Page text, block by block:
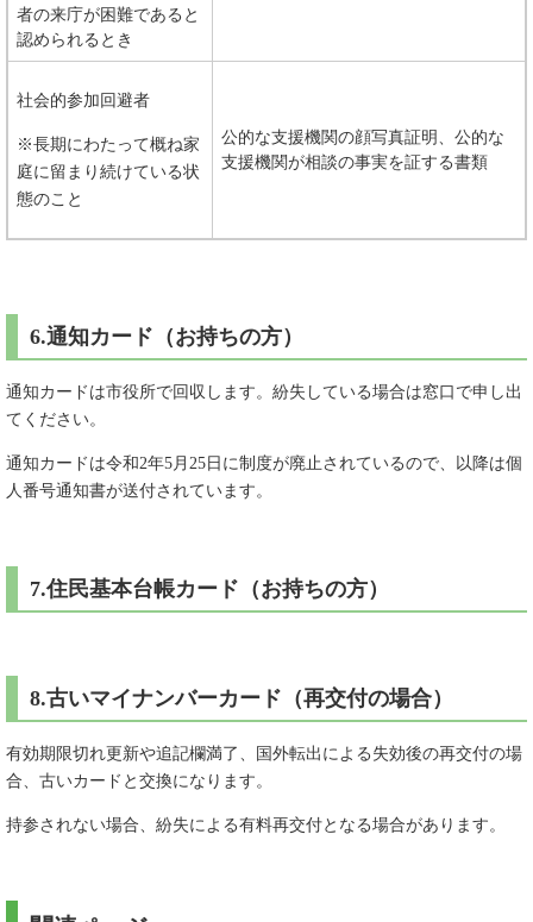
者の来庁が困難であると
認められるとき
社会的参加回避者
※長期にわたって概ね家
庭に留まり続けている状
態のこと
公的な支援機関の顔写真証明、公的な
支援機関が相談の事実を証する書類
6.通知カード（お持ちの方）
通知カードは市役所で回収します。紛失している場合は窓口で申し出
てください。
通知カードは令和2年5月25日に制度が廃止されているので、以降は個
人番号通知書が送付されています。
7.住民基本台帳カード（お持ちの方）
8.古いマイナンバーカード（再交付の場合）
有効期限切れ更新や追記欄満了、国外転出による失効後の再交付の場
合、古いカードと交換になります。
持参されない場合、紛失による有料再交付となる場合があります。